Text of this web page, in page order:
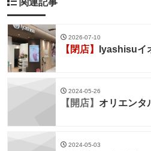
関連記事
2026-07-10
【閉店】 Iyashisuイ
2024-05-26
【開店】 オリエンタ
2024-05-03